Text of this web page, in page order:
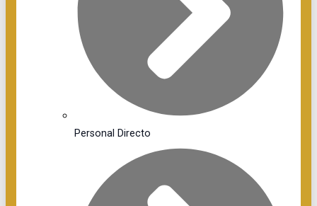
Personal Directo